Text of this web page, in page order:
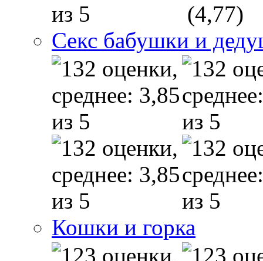
(4,77)
Секс бабушки и
Кошки и горка